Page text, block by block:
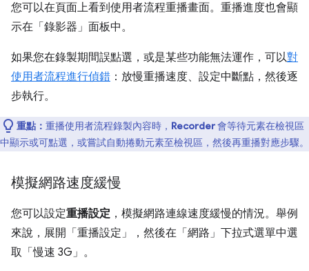
您可以在頁面上看到使用者流程重播畫面。重播進度也會顯
示在「錄影器」 面板中。
如果您在錄製期間誤點選，或是某些功能無法運作，可以對
使用者流程進行偵錯 ：放慢重播速度、設定中斷點，然後逐
步執行。
重點： 重播使用者流程錄製內容時， Recorder會等待元素在檢視區
中顯示或可點選，或嘗試自動捲動元素至檢視區，然後再重播對應步驟。
模擬網路速度緩慢
您可以設定重播設定 ，模擬網路連線速度緩慢的情況。舉例
來說，展開「重播設定」
，然後在「網路」 下拉式選單中選
取「慢速 3G」 。